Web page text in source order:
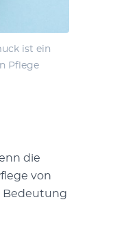
ist ein
Pflege
die
von
Bedeutung